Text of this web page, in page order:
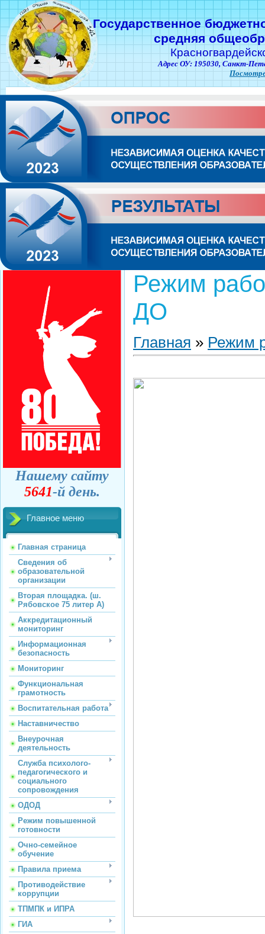
Государственное
средняя
Адрес ОУ: 195030, Санкт-
Нашему сайту
5641-й день.
Главное меню
Главная страница
Сведения об
образовательной
организации
Вторая площадка. (ш.
Рябовское 75 литер А)
Аккредитационный
мониторинг
Информационная
безопасность
Мониторинг
Функциональная
грамотность
Воспитательная работа
Наставничество
Внеурочная
деятельность
Служба психолого-
педагогического и
социального
сопровождения
ОДОД
Режим повышенной
готовности
Очно-семейное
обучение
Правила приема
Противодействие
коррупции
ТПМПК и ИПРА
ГИА
Режим
ДО
Главная » Режим